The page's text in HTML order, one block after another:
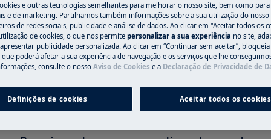
para máquinas
e outras tecnologias semelhantes para melhorar o nosso site, bem como
e de marketing. Partilhamos também informações sobre a sua utilização do nosso
de redes sociais, publicidade e análise de dados. Ao clicar em "Aceitar todos os
de cookies, o que nos permite personalizar a sua experiência no site,
publicidade personalizada. Ao clicar em “Continuar sem aceitar”,
que poderá afetar a sua experiência de navegação e os serviços que lhe
consulte o nosso Aviso de Cookies e a Declaração de Privacidade de
Definições de cookies Aceitar todos os cookies